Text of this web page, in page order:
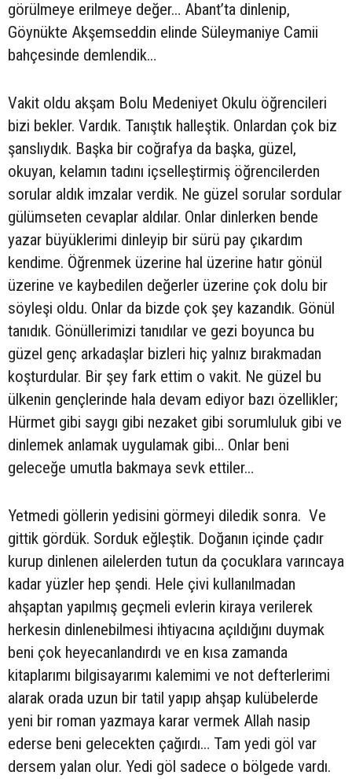
görülmeye erilmeye değer… Abant’ta dinlenip,
Göynükte Akşemseddin elinde Süleymaniye Camii
bahçesinde demlendik…
Vakit oldu akşam Bolu Medeniyet Okulu öğrencileri
bizi bekler. Vardık. Tanıştık halleştik. Onlardan çok biz
şanslıydık. Başka bir coğrafya da başka, güzel,
okuyan, kelamın tadını içselleştirmiş öğrencilerden
sorular aldık imzalar verdik. Ne güzel sorular sordular
gülümseten cevaplar aldılar. Onlar dinlerken bende
yazar büyüklerimi dinleyip bir sürü pay çıkardım
kendime. Öğrenmek üzerine hal üzerine hatır gönül
üzerine ve kaybedilen değerler üzerine çok dolu bir
söyleşi oldu. Onlar da bizde çok şey kazandık. Gönül
tanıdık. Gönüllerimizi tanıdılar ve gezi boyunca bu
güzel genç arkadaşlar bizleri hiç yalnız bırakmadan
koşturdular. Bir şey fark ettim o vakit. Ne güzel bu
ülkenin gençlerinde hala devam ediyor bazı özellikler;
Hürmet gibi saygı gibi nezaket gibi sorumluluk gibi ve
dinlemek anlamak uygulamak gibi… Onlar beni
geleceğe umutla bakmaya sevk ettiler…
Yetmedi göllerin yedisini görmeyi diledik sonra. Ve
gittik gördük. Sorduk eğleştik. Doğanın içinde çadır
kurup dinlenen ailelerden tutun da çocuklara varıncaya
kadar yüzler hep şendi. Hele çivi kullanılmadan
ahşaptan yapılmış geçmeli evlerin kiraya verilerek
herkesin dinlenebilmesi ihtiyacına açıldığını duymak
beni çok heyecanlandırdı ve en kısa zamanda
kitaplarımı bilgisayarımı kalemimi ve not defterlerimi
alarak orada uzun bir tatil yapıp ahşap kulübelerde
yeni bir roman yazmaya karar vermek Allah nasip
ederse beni gelecekten çağırdı… Tam yedi göl var
dersem yalan olur. Yedi göl sadece o bölgede vardı.